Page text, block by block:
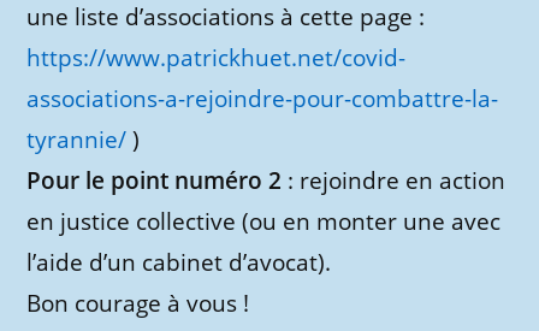
une liste d’associations à cette page :
https://www.patrickhuet.net/covid-
associations-a-rejoindre-pour-combattre-la-
tyrannie/)
Pour le point numéro 2 : rejoindre en action
en justice collective (ou en monter une avec
l’aide d’un cabinet d’avocat).
Bon courage à vous !